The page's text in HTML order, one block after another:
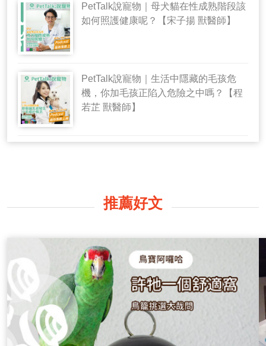
PetTalk說寵物｜母犬貓在性成熟階段該
如何照護健康呢？【宋子揚 獸醫師】
PetTalk說寵物｜生活中隱藏的毛孩危
機，你加毛孩正陷入危險之中嗎？【程
若芷 獸醫師】
推薦好文